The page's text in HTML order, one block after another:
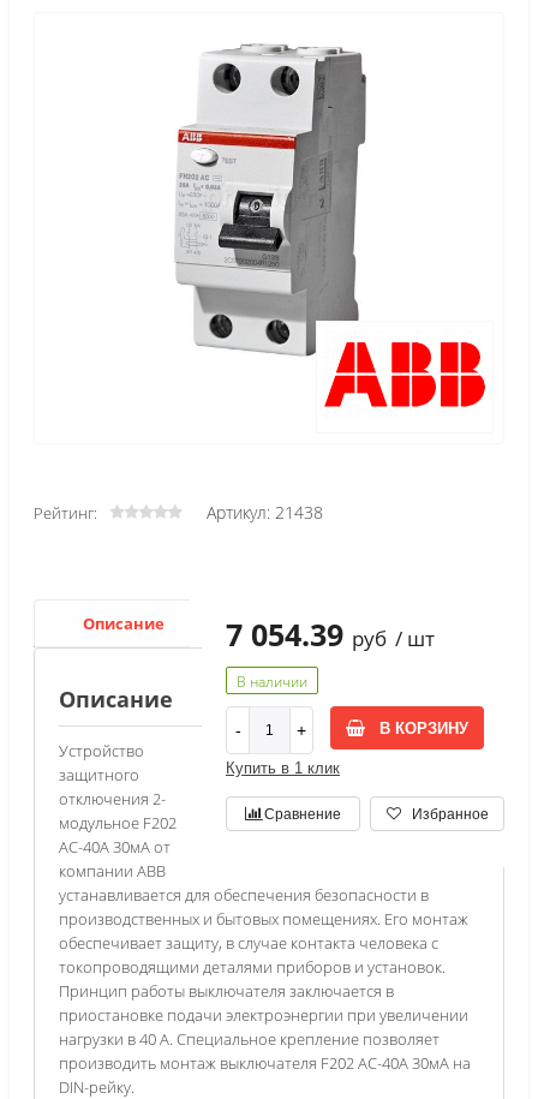
Рейтинг: Артикул: 21438
7 054.39 руб / шт
В наличии
В КОРЗИНУ
Купить в 1 клик
Сравнение Избранное
Описание Характеристики
Описание
Устройство
защитного
отключения 2-
модульное F202
AC-40А 30мА от
компании АВВ
устанавливается для обеспечения безопасности в
производственных и бытовых помещениях. Его монтаж
обеспечивает защиту, в случае контакта человека с
токопроводящими деталями приборов и установок.
Принцип работы выключателя заключается в
приостановке подачи электроэнергии при увеличении
нагрузки в 40 А. Специальное крепление позволяет
производить монтаж выключателя F202 AC-40А 30мА на
DIN-рейку.